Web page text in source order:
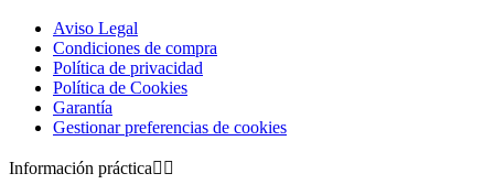
Aviso Legal
Condiciones de compra
Política de privacidad
Política de Cookies
Garantía
Gestionar preferencias de cookies
Información práctica 